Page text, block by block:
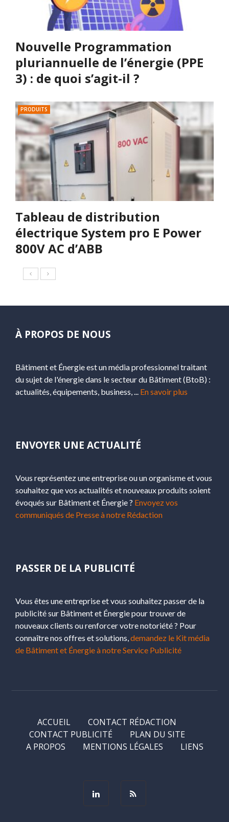
Nouvelle Programmation
pluriannuelle de l’énergie (PPE
3) : de quoi s’agit-il ?
PRODUITS
Tableau de distribution
électrique System pro E Power
800V AC d’ABB
À PROPOS DE NOUS
Bâtiment et Énergie est un média professionnel traitant
du sujet de l'énergie dans le secteur du Bâtiment (BtoB) :
actualités, équipements, business, ... En savoir plus
ENVOYER UNE ACTUALITÉ
Vous représentez une entreprise ou un organisme et vous
souhaitez que vos actualités et nouveaux produits soient
évoqués sur Bâtiment et Énergie ? Envoyez vos
communiqués de Presse à notre Rédaction
PASSER DE LA PUBLICITÉ
Vous êtes une entreprise et vous souhaitez passer de la
publicité sur Bâtiment et Énergie pour trouver de
nouveaux clients ou renforcer votre notoriété ? Pour
connaître nos offres et solutions, demandez le Kit média
de Bâtiment et Énergie à notre Service Publicité
ACCUEIL
CONTACT RÉDACTION
CONTACT PUBLICITÉ
PLAN DU SITE
A PROPOS
MENTIONS LÉGALES LIENS